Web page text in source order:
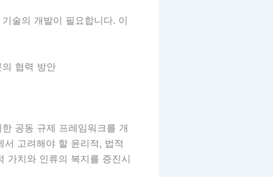
술의 개발이 필요합니다. 이
협력 방안
공동 규제 프레임워크를 개
고려해야 할 윤리적, 법적
가치와 인류의 복지를 증진시